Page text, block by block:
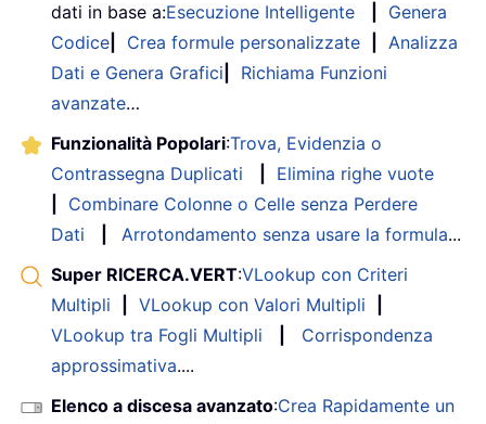
dati in base a:Esecuzione Intelligente
Genera
Codice
Crea formule personalizzate
Analizza
Dati e Genera Grafici
Richiama Funzioni
avanzate…
Funzionalità Popolari:Trova, Evidenzia o
Contrassegna Duplicati
Elimina righe vuote
Combinare Colonne o Celle senza Perdere
Dati
Arrotondamento senza usare la formula...
Super RICERCA.VERT:VLookup con Criteri
Multipli
VLookup con Valori Multipli
VLookup tra Fogli Multipli
Corrispondenza
approssimativa....
Elenco a discesa avanzato:Crea Rapidamente un